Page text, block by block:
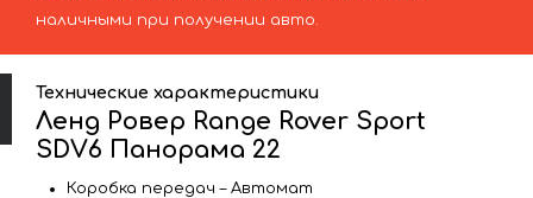
наличными при получении авто.
Технические характеристики
Ленд Ровер Range Rover Sport
SDV6 Панорама 22
Коробка передач – Автомат